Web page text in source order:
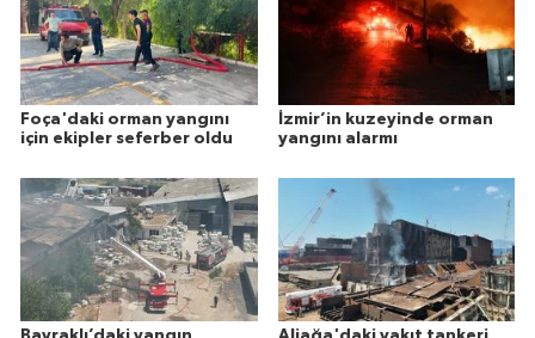
Foça'daki orman yangını
için ekipler seferber oldu
İzmir’in kuzeyinde orman
yangını alarmı